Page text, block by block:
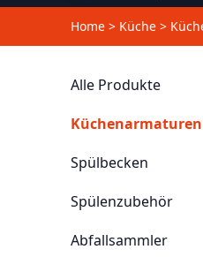
Home > Küche >
Alle Produkte
Küchenarmaturen
Spülbecken
Spülenzubehör
Abfallsammler